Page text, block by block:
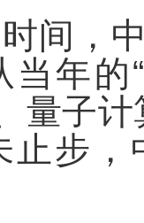
间，
年的
量子
止步